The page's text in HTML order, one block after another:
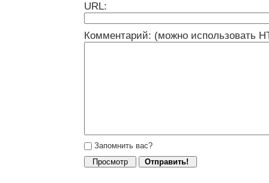
URL:
Комментарий: (можно использовать
Запомнить вас?